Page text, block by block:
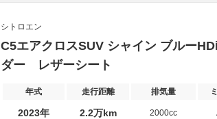
シトロエン
C5エアクロスSUV シャイン ブルー
ダー レザーシート
年式 走行距離 排気量
2023年 2.2万km 2000cc